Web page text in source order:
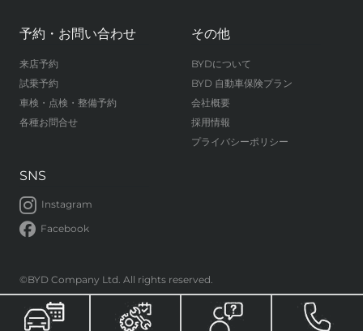
予約・お問い合わせ
来店予約
試乗予約
車検・点検・整備予約
各種お問合せ
その他
BYDについて
BYD 自動車保険プラン
会社概要
採用情報
プライバシーポリシー
SNS
Instagram
Facebook
©BYD Company Ltd. All rights reserved.